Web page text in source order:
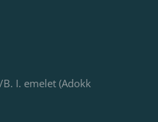
I. emelet (Adokk